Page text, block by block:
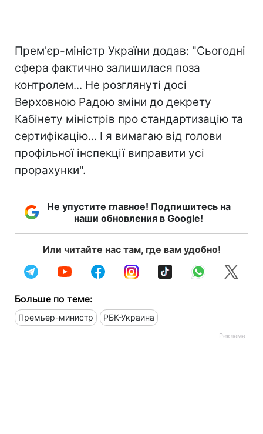
Прем'єр-міністр України додав: "Сьогодні
сфера фактично залишилася поза
контролем... Не розглянуті досі
Верховною Радою зміни до декрету
Кабінету міністрів про стандартизацію та
сертифікацію... І я вимагаю від голови
профільної інспекції виправити усі
прорахунки".
Не упустите главное! Подпишитесь на
наши обновления в Google!
Или читайте нас там, где вам удобно!
Больше по теме:
Премьер-министр РБК-Украина